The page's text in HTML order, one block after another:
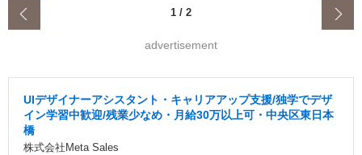
1 / 2
advertisement
UIデザイナーアシスタント・キャリアアップ支援/独学でデザ
イン学習中歓迎/残業少なめ・月給30万以上可・中央区東日本
橋
株式会社Meta Sales